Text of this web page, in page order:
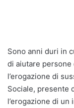
Sono anni duri in
di aiutare
l’erogazione di
Sociale, presente
l’erogazione di